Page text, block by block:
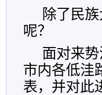
除了民
呢？
面对来
市内各低洼
表，并对此